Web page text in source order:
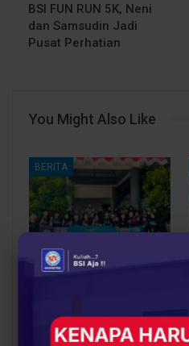
BSI FUN RUN 5K, Neni
dan Samsudin Jadi
Pusat Perhatian
You Might Also Like
BERITA
Jadi Agent of Change,
Jalankan Misi
Pengabdian BSI…